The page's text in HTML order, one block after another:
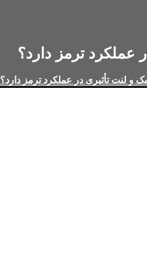
ترمز دارد؟
لنت تأثیری در عملکرد ترمز دارد؟